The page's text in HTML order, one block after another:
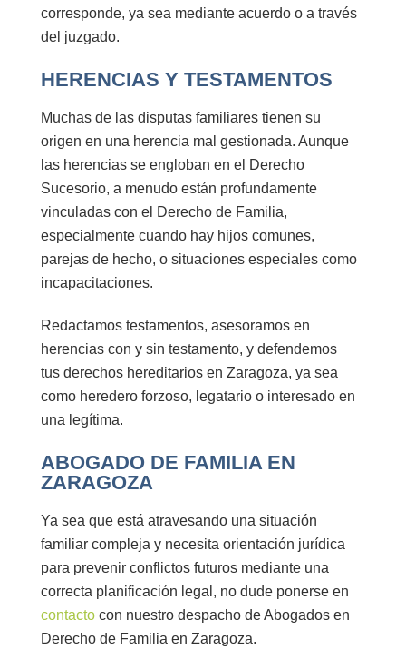
corresponde, ya sea mediante acuerdo o a través
del juzgado.
HERENCIAS Y TESTAMENTOS
Muchas de las disputas familiares tienen su
origen en una herencia mal gestionada. Aunque
las herencias se engloban en el Derecho
Sucesorio, a menudo están profundamente
vinculadas con el Derecho de Familia,
especialmente cuando hay hijos comunes,
parejas de hecho, o situaciones especiales como
incapacitaciones.
Redactamos testamentos, asesoramos en
herencias con y sin testamento, y defendemos
tus derechos hereditariosen Zaragoza, ya sea
como heredero forzoso, legatario o interesado en
una legítima.
ABOGADO DE FAMILIA EN
ZARAGOZA
Ya sea que está atravesando una situación
familiar compleja y necesita orientación jurídica
para prevenir conflictos futuros mediante una
correcta planificación legal, no dude ponerse en
contactocon nuestro despacho de Abogados en
Derecho de Familia en Zaragoza.